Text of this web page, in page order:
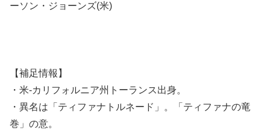
ーソン・ジョーンズ(米)
【補足情報】
・米-カリフォルニア州トーランス出身。
・異名は「ティファナトルネード」。「ティファナの竜
巻」の意。